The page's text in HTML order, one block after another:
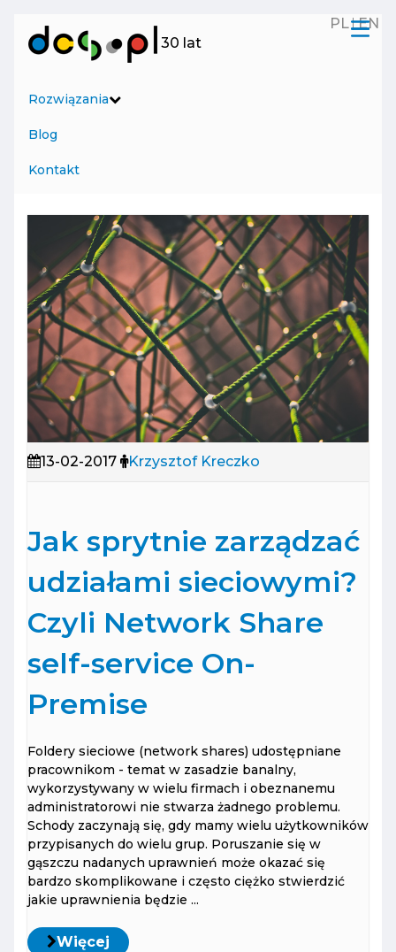
30 lat
Rozwiązania
Blog
Kontakt
PL EN
Menu
13-02-2017 Krzysztof Kreczko
Jak sprytnie zarządzać
udziałami sieciowymi?
Czyli Network Share
self-service On-
Premise
Foldery sieciowe (network shares) udostępniane
pracownikom - temat w zasadzie banalny,
wykorzystywany w wielu firmach i obeznanemu
administratorowi nie stwarza żadnego problemu.
Schody zaczynają się, gdy mamy wielu użytkowników
przypisanych do wielu grup. Poruszanie się w
gąszczu nadanych uprawnień może okazać się
bardzo skomplikowane i często ciężko stwierdzić
jakie uprawnienia będzie ...
Więcej